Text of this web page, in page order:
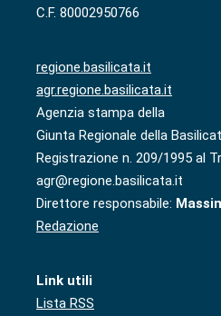
C.F. 80002950766
regione.basilicata.it
agr.regione.basilicata.it
Agenzia stampa della
Giunta Regionale della
Registrazione n. 209/1995 al
agr@regione.basilicata.it
Direttore responsabile:
Redazione
Link utili
Lista RSS